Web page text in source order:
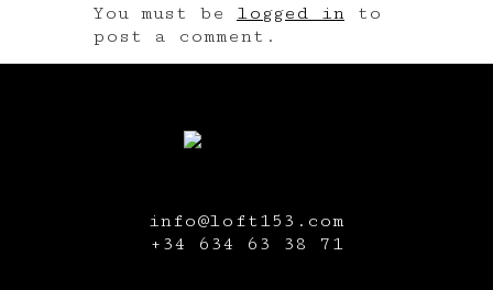
You must be logged in to
post a comment.
info@loft153.com
+34 634 63 38 71